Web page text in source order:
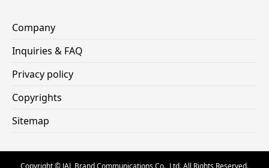
Company
Inquiries & FAQ
Privacy policy
Copyrights
Sitemap